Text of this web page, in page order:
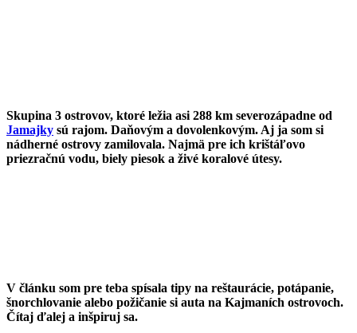
Skupina 3 ostrovov, ktoré ležia asi 288 km severozápadne od
Jamajky sú rajom. Daňovým a dovolenkovým. Aj ja som si
nádherné ostrovy zamilovala. Najmä pre ich krištáľovo
priezračnú vodu, biely piesok a živé koralové útesy.
V článku som pre teba spísala tipy na reštaurácie, potápanie,
šnorchlovanie alebo požičanie si auta na Kajmaních ostrovoch.
Čítaj ďalej a inšpiruj sa.